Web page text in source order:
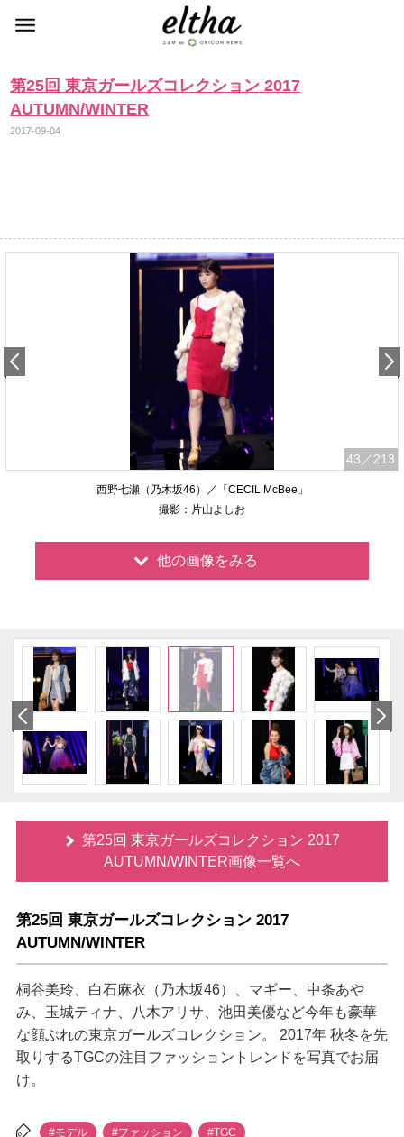
第25回 東京ガールズコレクション 2017
AUTUMN/WINTER
2017-09-04
43 ／213
西野七瀬（乃木坂46）／「CECIL McBee」
撮影：片山よしお
他の画像をみる
第25回 東京ガールズコレクション 2017
AUTUMN/WINTER画像一覧へ
第25回 東京ガールズコレクション 2017
AUTUMN/WINTER
桐谷美玲、白石麻衣（乃木坂46）、マギー、中条あ
み、玉城ティナ、八木アリサ、池田美優など今年も豪華
な顔ぶれの東京ガールズコレクション。 2017年 秋冬を先
取りするTGCの注目ファッショントレンドを写真でお届
け。
#モデル #ファッション #TGC